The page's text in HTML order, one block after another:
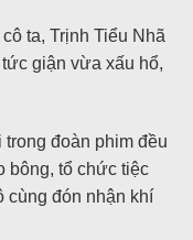
ta, Trịnh Tiểu Nhã
giận vừa xấu hổ,
đoàn phim đều
bông, tổ chức tiệc
cùng đón nhận khí